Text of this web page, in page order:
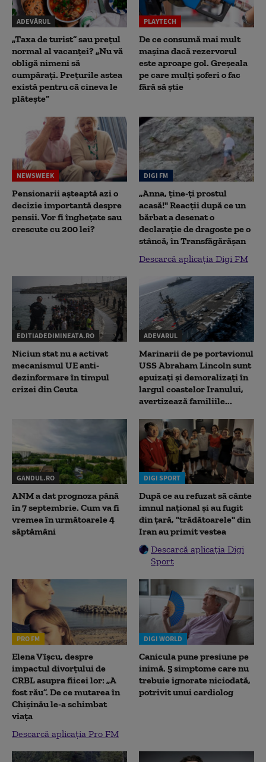
ADEVĂRUL
„Taxa de turist” sau prețul
normal al vacanței? „Nu vă
obligă nimeni să
cumpărați. Prețurile astea
există pentru că cineva le
plătește”
PLAYTECH
De ce consumă mai mult
mașina dacă rezervorul
este aproape gol. Greșeala
pe care mulți șoferi o fac
fără să știe
NEWSWEEK
Pensionarii așteaptă azi o
decizie importantă despre
pensii. Vor fi înghețate sau
crescute cu 200 lei?
DIGI FM
„Anna, ţine-ţi prostul
acasă!" Reacţii după ce un
bărbat a desenat o
declaraţie de dragoste pe o
stâncă, în Transfăgărăşan
Descarcă aplicația Digi FM
EDITIADEDIMINEATA.RO
Niciun stat nu a activat
mecanismul UE anti-
dezinformare în timpul
crizei din Ceuta
ADEVARUL
Marinarii de pe portavionul
USS Abraham Lincoln sunt
epuizați și demoralizați în
largul coastelor Iranului,
avertizează familiile...
GANDUL.RO
ANM a dat prognoza până
în 7 septembrie. Cum va fi
vremea în următoarele 4
săptămâni
DIGI SPORT
După ce au refuzat să cânte
imnul naţional şi au fugit
din ţară, "trădătoarele" din
Iran au primit vestea
Descarcă aplicația Digi
Sport
PRO FM
Elena Vîșcu, despre
impactul divorțului de
CRBL asupra fiicei lor: „A
fost rău”. De ce mutarea în
Chișinău le-a schimbat
viața
Descarcă aplicația Pro FM
DIGI WORLD
Canicula pune presiune pe
inimă. 5 simptome care nu
trebuie ignorate niciodată,
potrivit unui cardiolog